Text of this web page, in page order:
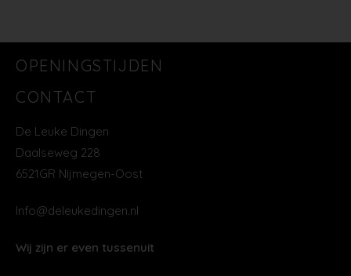
OPENINGSTIJDEN
CONTACT
De Leuke Dingen
Daalseweg 228
6521GR Nijmegen-Oost
Info@deleukedingen.nl
Wij zijn er even tussenuit